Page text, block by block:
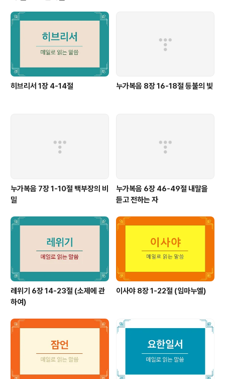
9암몬 자손이 또 요단을 건너서 유다와 베냐민과 에브라임
족속과 싸우므로 이스라엘의 곤고가 심하였더라 10이스라
엘 자손이 여호와께 부르짖어 이르되 우리가 우리 하나님
을 버리고 바알들을 섬김으로 주께 범죄하였나이다 하니 1
1여호와께서 이스라엘 자손에게 이르시되 내가 애..
히브리서 1장 4-14절 누가복음 8장 16-18절 등불의 빛
누가복음 7장 1-10절 백부장의 비
밀
누가복음 6장 46-49절 내말을
듣고 전하는 자
레위기 6장 14-23절 (소제에 관
하여)
이사야 8장 1-22절 (임마누엘)